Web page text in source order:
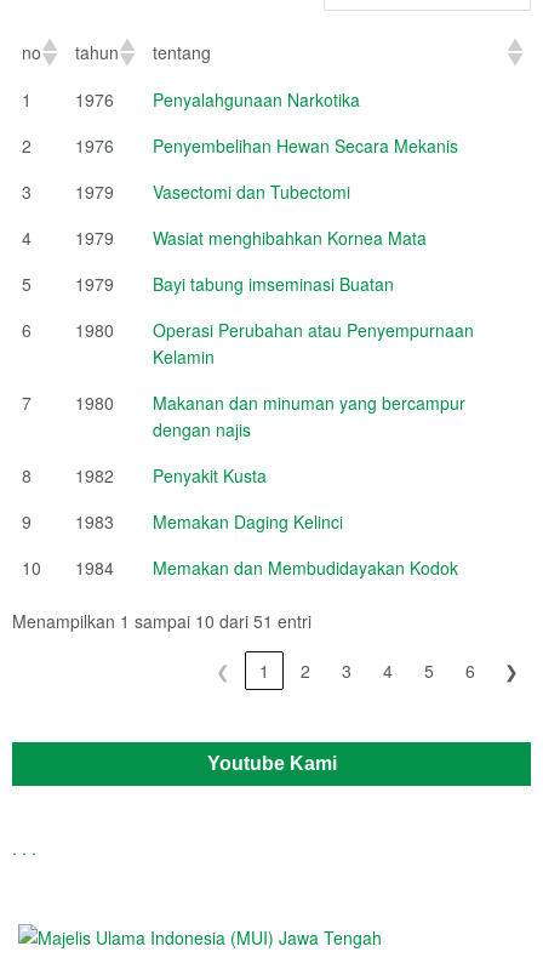
no tahun
tentang
1
1976
Penyalahgunaan Narkotika
2
1976
Penyembelihan Hewan Secara Mekanis
3
1979
Vasectomi dan Tubectomi
4
1979
Wasiat menghibahkan Kornea Mata
5
1979
Bayi tabung imseminasi Buatan
6
1980
Operasi Perubahan atau Penyempurnaan
Kelamin
7
1980
Makanan dan minuman yang bercampur
dengan najis
8
1982
Penyakit Kusta
9
1983
Memakan Daging Kelinci
10
1984 Memakan dan Membudidayakan Kodok
Menampilkan 1 sampai 10 dari 51 entri
❮ 1 2 3 4 5 6 ❯
Youtube Kami
. . .